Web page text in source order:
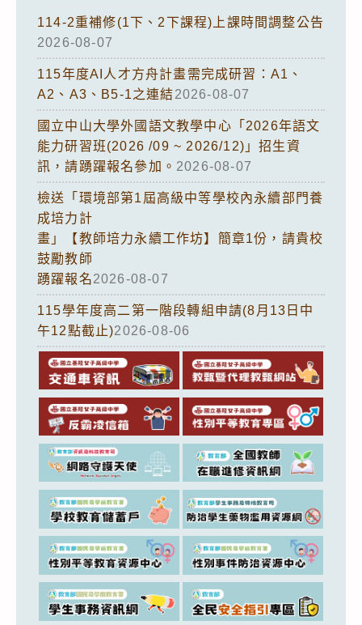
114-2重補修(1下、2下課程)上課時間調整公告
2026-08-07
115年度AI人才方舟計畫需完成研習：A1、
A2、A3、B5-1之連結2026-08-07
國立中山大學外國語文教學中心「2026年語文
能力研習班(2026 /09 ~ 2026/12)」招生資
訊，請踴躍報名參加。 2026-08-07
檢送「環境部第1屆高級中等學校內永續部門養
成培力計
畫」【教師培力永續工作坊】簡章1份，請貴校
鼓勵教師
踴躍報名2026-08-07
115學年度高二第一階段轉組申請(8月13日中
午12點截止)2026-08-06